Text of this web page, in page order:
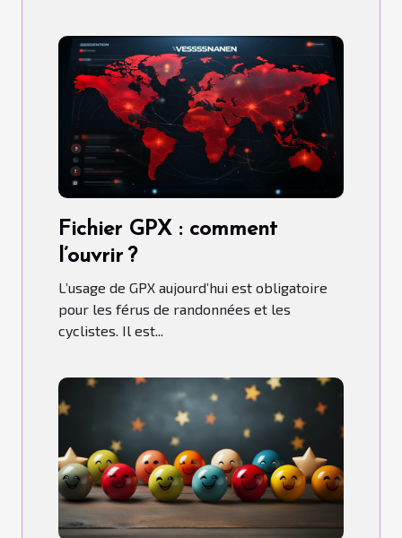
Fichier GPX : comment
l’ouvrir ?
L’usage de GPX aujourd’hui est obligatoire
pour les férus de randonnées et les
cyclistes. Il est...